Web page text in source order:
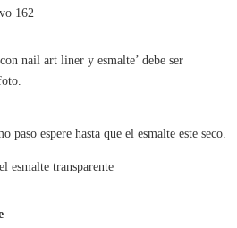
nail art liner y esmalte’ debe ser
espere hasta que el esmalte este seco.